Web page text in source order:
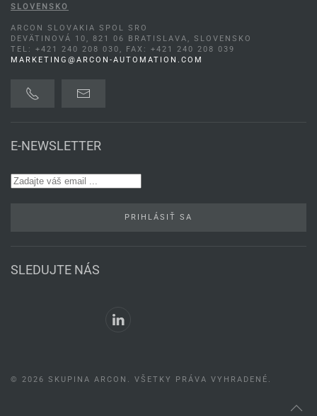
SLOVENSKO
ARCON SLOVAKIA SPOL SRO
DEVÄTINOVÁ 10, 821 06 BRATISLAVA, SLOVENSKO
TEL: +421 240 208 030, FAX: +421 240 208 039
MARKETING@ARCON-AUTOMATION.COM
E-NEWSLETTER
PRIHLÁSIŤ SA
SLEDUJTE NÁS
© 2026 SKUPINA ARCON. VŠETKY PRÁVA VYHRADENÉ.